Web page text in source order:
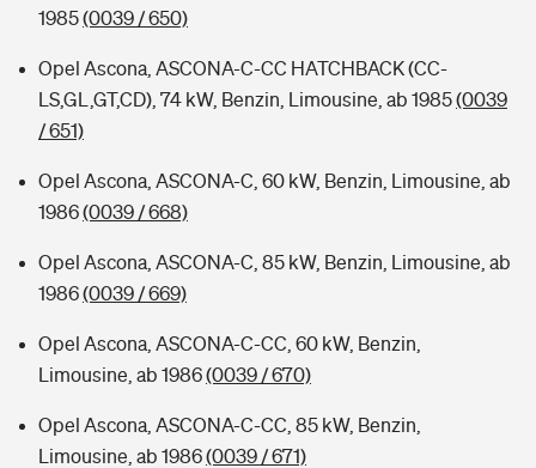
1985(0039 / 650)
Opel Ascona, ASCONA-C-CC HATCHBACK (CC-
LS,GL,GT,CD), 74 kW, Benzin, Limousine, ab 1985(0039
/ 651)
Opel Ascona, ASCONA-C, 60 kW, Benzin, Limousine, ab
1986(0039 / 668)
Opel Ascona, ASCONA-C, 85 kW, Benzin, Limousine, ab
1986(0039 / 669)
Opel Ascona, ASCONA-C-CC, 60 kW, Benzin,
Limousine, ab 1986(0039 / 670)
Opel Ascona, ASCONA-C-CC, 85 kW, Benzin,
Limousine, ab 1986(0039 / 671)